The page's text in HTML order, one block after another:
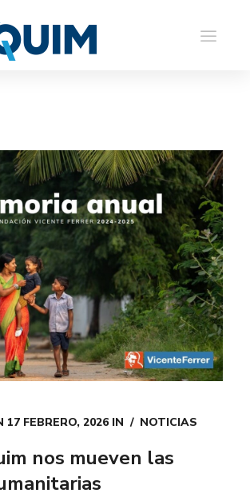
17 FEBRERO, 2026IN NOTICIAS
nos mueven las